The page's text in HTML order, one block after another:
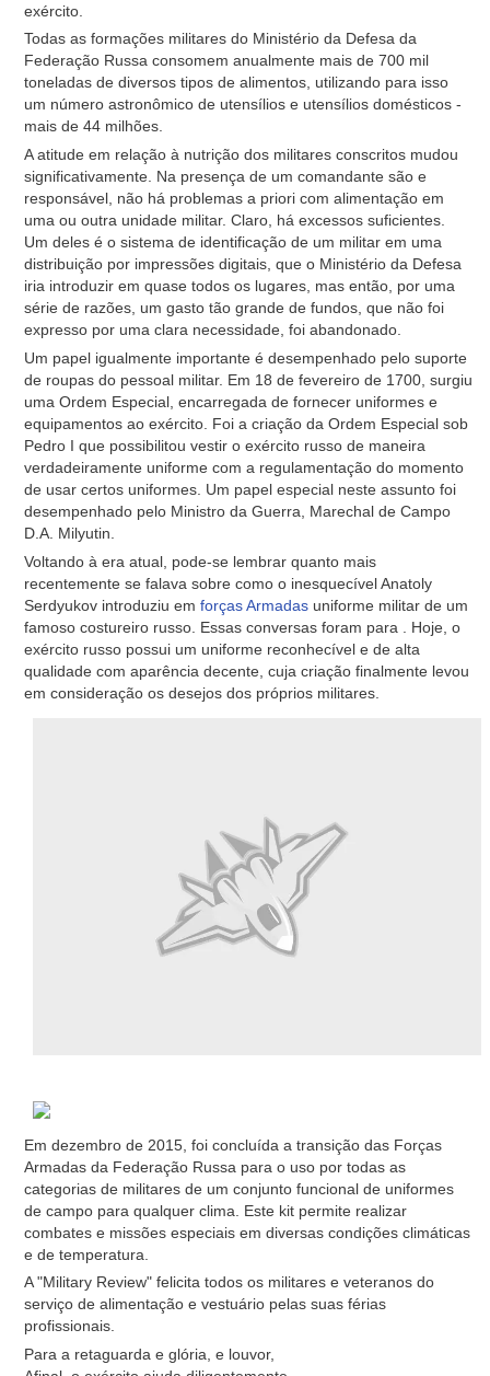
exército.
Todas as formações militares do Ministério da Defesa da
Federação Russa consomem anualmente mais de 700 mil
toneladas de diversos tipos de alimentos, utilizando para isso
um número astronômico de utensílios e utensílios domésticos -
mais de 44 milhões.
A atitude em relação à nutrição dos militares conscritos mudou
significativamente. Na presença de um comandante são e
responsável, não há problemas a priori com alimentação em
uma ou outra unidade militar. Claro, há excessos suficientes.
Um deles é o sistema de identificação de um militar em uma
distribuição por impressões digitais, que o Ministério da Defesa
iria introduzir em quase todos os lugares, mas então, por uma
série de razões, um gasto tão grande de fundos, que não foi
expresso por uma clara necessidade, foi abandonado.
Um papel igualmente importante é desempenhado pelo suporte
de roupas do pessoal militar. Em 18 de fevereiro de 1700, surgiu
uma Ordem Especial, encarregada de fornecer uniformes e
equipamentos ao exército. Foi a criação da Ordem Especial sob
Pedro I que possibilitou vestir o exército russo de maneira
verdadeiramente uniforme com a regulamentação do momento
de usar certos uniformes. Um papel especial neste assunto foi
desempenhado pelo Ministro da Guerra, Marechal de Campo
D.A. Milyutin.
Voltando à era atual, pode-se lembrar quanto mais
recentemente se falava sobre como o inesquecível Anatoly
Serdyukov introduziu em forças Armadas uniforme militar de um
famoso costureiro russo. Essas conversas foram para . Hoje, o
exército russo possui um uniforme reconhecível e de alta
qualidade com aparência decente, cuja criação finalmente levou
em consideração os desejos dos próprios militares.
Em dezembro de 2015, foi concluída a transição das Forças
Armadas da Federação Russa para o uso por todas as
categorias de militares de um conjunto funcional de uniformes
de campo para qualquer clima. Este kit permite realizar
combates e missões especiais em diversas condições climáticas
e de temperatura.
A "Military Review" felicita todos os militares e veteranos do
serviço de alimentação e vestuário pelas suas férias
profissionais.
Para a retaguarda e glória, e louvor,